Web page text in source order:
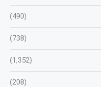
(490)
(738)
(1,352)
(208)